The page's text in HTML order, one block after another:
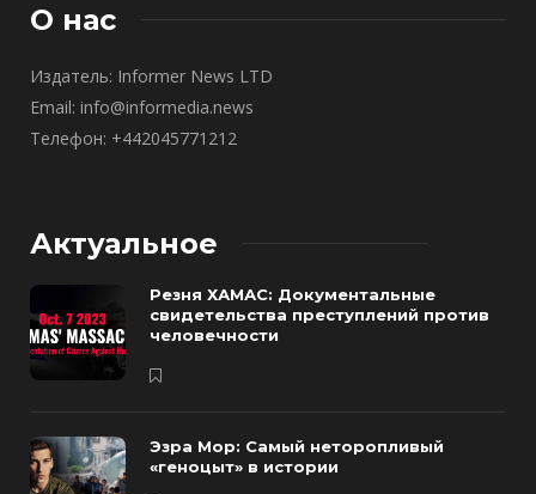
О нас
Издатель: Informer News LTD
Email: info@informedia.news
Телефон: +442045771212
Актуальное
Резня ХАМАС: Документальные
свидетельства преступлений против
человечности
Эзра Мор: Самый неторопливый
«геноцыт» в истории